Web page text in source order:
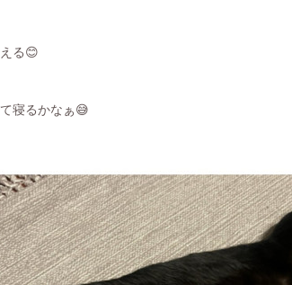
る😊
寝るかなぁ😅